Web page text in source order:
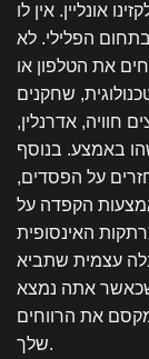
אונליין. אין לו
בתחום הפלילי. לא
את הטלפון או
שחקנים
חוויה, אדרנלין,
באמצע. בנוסף
על הפסדים,
הקפדה על
האינסופית
עצמית שתביא
שכאשר אתה נמצא
את הרווחים
שלך.